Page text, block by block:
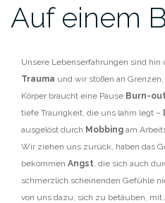
Auf einem
Unsere Lebenserfahrungen sind hin
Trauma und wir stoßen an
Körper braucht eine Pause Burn-
tiefe Traurigkeit, die uns lahm legt –
ausgelöst durch Mobbing am
Wir ziehen uns zurück, haben das
bekommen Angst, die sich auch
schmerzlich scheinenden Gefühle
von uns dazu, sich zu betäuben, mit